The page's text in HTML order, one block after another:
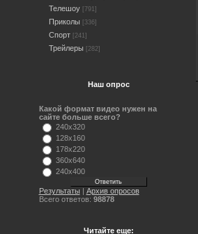
Телешоу [791]
Приколы [336]
Спорт [241]
Трейлеры [282]
Наш опрос
Какой формат видео нужен на
сайте больше всего?
240x320
128x160
178x220
360x640
240x400
Результаты | Архив опросов
Всего ответов: 98878
Читайте еще: